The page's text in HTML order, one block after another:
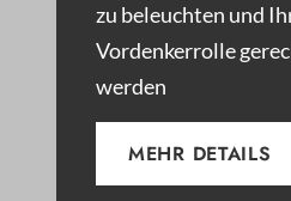
zu beleuchten und
Vordenkerrolle
werden
MEHR DETAILS